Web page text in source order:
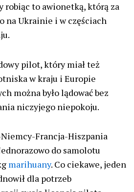
robiąc to awionetką, którą za
na Ukrainie i w częściach
pilot, który miał też
w kraju i Europie
można było lądować bez
niczyjego niepokoju.
Francja-Hiszpania
do samolotu
marihuany. Co ciekawe, jeden
dla potrzeb